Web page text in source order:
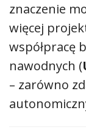
znaczenie
więcej
współpracę
nawodnych (
– zarówno